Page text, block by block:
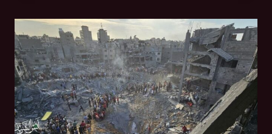
NO
TEMPO
SUSPENSO
DA
CATÁSTROFE
—
ARIANE
VELASCO
E
GABRIEL